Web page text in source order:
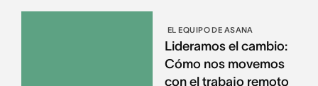
EL EQUIPO DE ASANA
Lideramos el cambio:
Cómo nos movemos
con el trabajo remoto